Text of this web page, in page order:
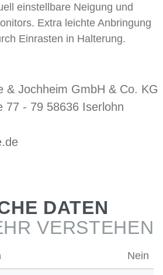
einstellbare Neigung und
Extra leichte Anbringung
Einrasten in Halterung.
& Jochheim GmbH & Co. KG
77 - 79 58636 Iserlohn
DATEN
VERSTEHEN
Nein